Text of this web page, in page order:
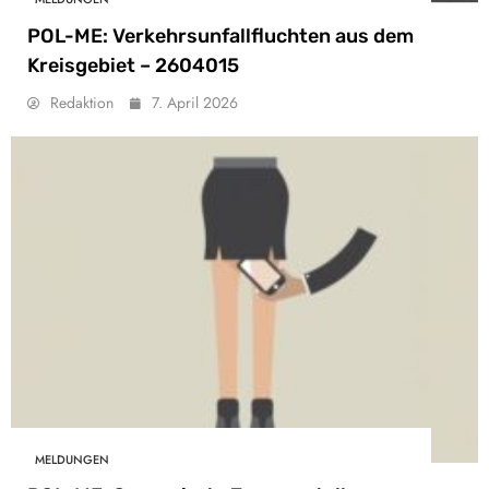
POL-ME: Verkehrsunfallfluchten aus dem
Kreisgebiet – 2604015
Redaktion 7. April 2026
MELDUNGEN